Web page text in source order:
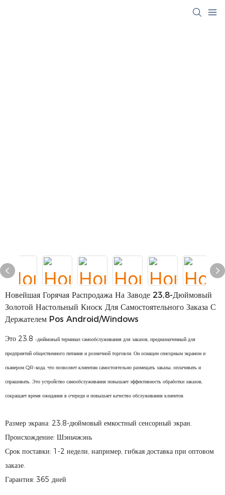
Новейшая Горячая Распродажа На Заводе 23,8-Дюймовый
Золотой Настольный Киоск Для Самостоятельного Заказа С
Держателем Pos Android/Windows
Это 23.8 -дюймовый терминал самообслуживания для заказов, предназначенный для
предприятий общественного питания и розничной торговли. Он оснащен сенсорным экраном и
сканером QR-кода, что позволяет клиентам самостоятельно размещать заказы, оплачивать и
спрашивать. Это устройство самообслуживания повышает эффективность обработки заказов,
сокращает время ожидания в очереди и повышает качество обслуживания клиентов.
Размер экрана: 23,8-дюймовый емкостный сенсорный экран.
Происхождение: Шэньчжэнь
Срок поставки: 1-2 недели, например, гибкая доставка при оптовом
заказе.
Гарантия: 365 дней